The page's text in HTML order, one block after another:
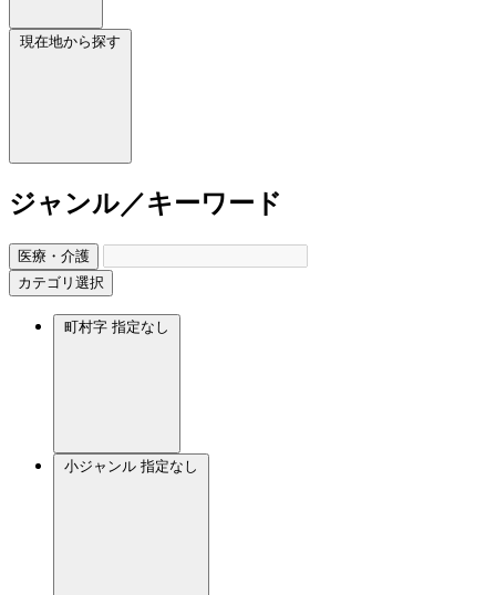
現在地から探す
ジャンル／キーワード
医療・介護
カテゴリ選択
町村字 指定なし
小ジャンル 指定なし